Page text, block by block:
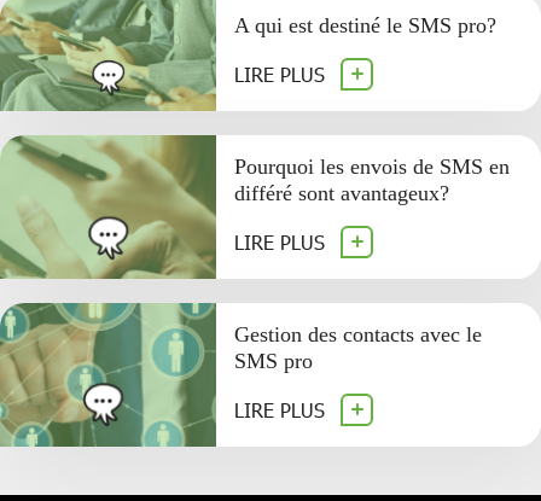
A qui est destiné le SMS pro?
LIRE PLUS
Pourquoi les envois de SMS en
différé sont avantageux?
LIRE PLUS
Gestion des contacts avec le
SMS pro
LIRE PLUS